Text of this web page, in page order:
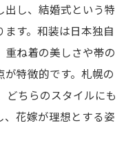
し、結婚式という特
す。和装は日本独自
ね着の美しさや帯の
特徴的です。札幌の
どちらのスタイルにも
花嫁が理想とする姿